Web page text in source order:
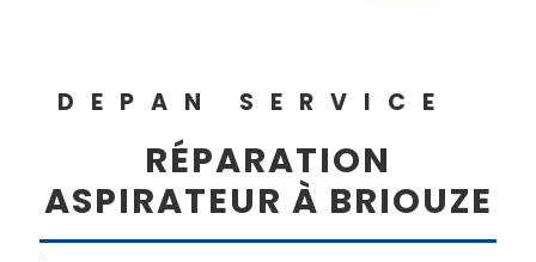
DEPAN SERVICE
RÉPARATION
ASPIRATEUR À BRIOUZE